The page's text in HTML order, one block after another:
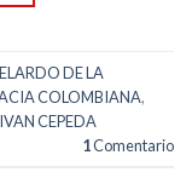
DE LA
COLOMBIANA,
IVAN CEPEDA
1Comentario